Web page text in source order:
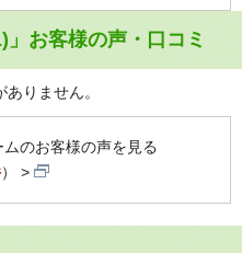
お客様の声・口コミ
りません。
のお客様の声を見る
）